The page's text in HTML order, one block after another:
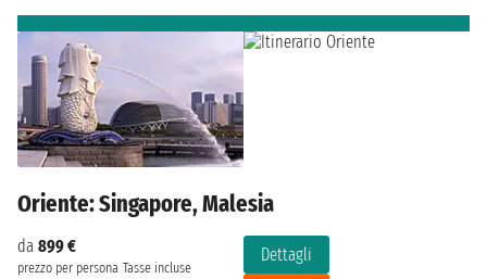
Oriente: Singapore, Malesia
da 899 €
prezzo per persona Tasse incluse
Dettagli